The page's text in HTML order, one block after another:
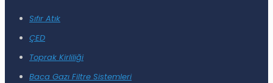
Sıfır Atık
ÇED
Toprak Kirliliği
Baca Gazı Filtre Sistemleri